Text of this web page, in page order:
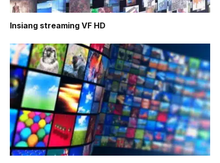
Insiang streaming VF HD